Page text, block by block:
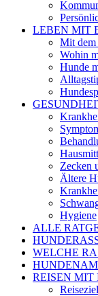
LEBEN MIT
Mit dem
Wohin
Hunde
Zecken
Ältere
Hygiene
ALLE
WELCHE
REISEN MIT